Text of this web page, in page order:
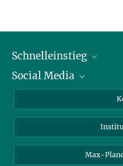
Schnelleinstieg
Alumni
Fördernde
Social Media
Bluesky
Facebook
Max-